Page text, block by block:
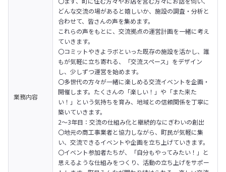
業務内容
どんな交流の場があると嬉しいか、施設の調査・分析と
合わせて、皆さんの声を集めます。
これらの声をもとに、交流拠点の運営計画を一緒に考え
ていきます。
〇コミットやきよラボといった既存の施設を活かし、誰
もが気軽に立ち寄れる、「交流スペース」をデザイン
し、少しずつ運営を始めます。
〇多世代の方々が一緒に楽しめる交流イベントを企画・
開催します。たくさんの「楽しい！」や「また来た
い！」という気持ちを育み、地域との信頼関係を丁寧に
築いていきます。
2～3年目：交流の仕組み化と継続的なにぎわいの創出
〇地元の商工事業者と協力しながら、町民が気軽に集
い、交流できるイベントや企画を立ち上げていきます。
〇イベント参加者たちが、「自分もやってみたい！」と
思えるような仕組みをつくり、活動の立ち上げをサポー